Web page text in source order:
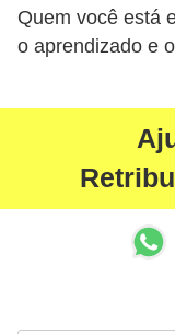
Quem você está
o aprendizado e